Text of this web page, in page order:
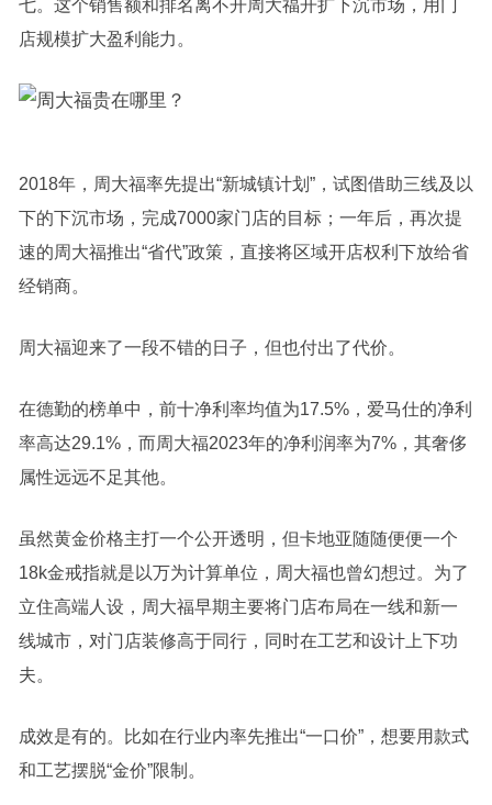
七。这个销售额和排名离不开周大福开扩下沉市场，用门
店规模扩大盈利能力。
2018年，周大福率先提出“新城镇计划”，试图借助三线及以
下的下沉市场，完成7000家门店的目标；一年后，再次提
速的周大福推出“省代”政策，直接将区域开店权利下放给省
经销商。
周大福迎来了一段不错的日子，但也付出了代价。
在德勤的榜单中，前十净利率均值为17.5%，爱马仕的净利
率高达29.1%，而周大福2023年的净利润率为7%，其奢侈
属性远远不足其他。
虽然黄金价格主打一个公开透明，但卡地亚随随便便一个
18k金戒指就是以万为计算单位，周大福也曾幻想过。为了
立住高端人设，周大福早期主要将门店布局在一线和新一
线城市，对门店装修高于同行，同时在工艺和设计上下功
夫。
成效是有的。比如在行业内率先推出“一口价”，想要用款式
和工艺摆脱“金价”限制。